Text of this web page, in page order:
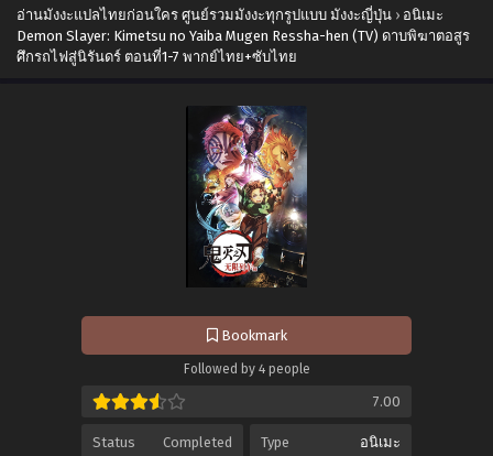
อ่านมังงะแปลไทยก่อนใคร ศูนย์รวมมังงะทุกรูปแบบ มังงะญี่ปุ่น › อนิเมะ
Demon Slayer: Kimetsu no Yaiba Mugen Ressha-hen (TV) ดาบพิฆาตอสูร
ศึกรถไฟสู่นิรันดร์ ตอนที่1-7 พากย์ไทย+ซับไทย
Bookmark
Followed by 4 people
7.00
Status Completed Type อนิเมะ